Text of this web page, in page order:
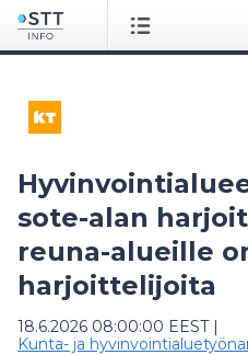
sote-alan
reuna-alueille
harjoittelijoita
18.6.2026 08:00:00 EEST|
Kunta- ja